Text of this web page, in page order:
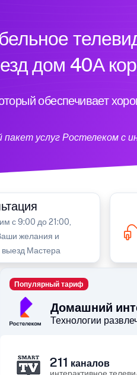
дом 40А
обеспечивает
услуг Ростелеком с
с 9:00 до 21:00,
желания и
Мастера
Домашний
Технологии
Популярный тариф
211 каналов